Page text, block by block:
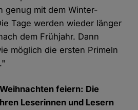
genug mit dem Winter-
Tage werden wieder länger
dem Frühjahr. Dann
möglich die ersten Primeln
feiern: Die
Leserinnen und Lesern